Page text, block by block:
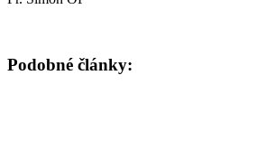
Podobné články: